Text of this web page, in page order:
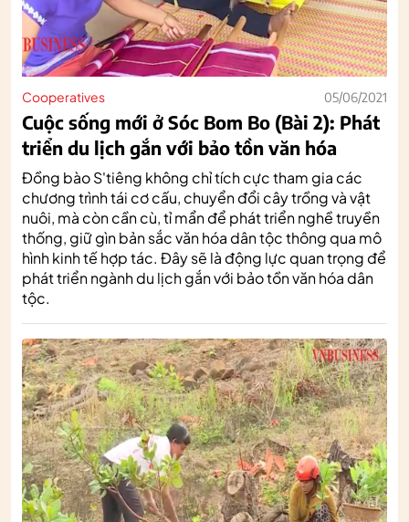
Cooperatives 05/06/2021
Cuộc sống mới ở Sóc Bom Bo (Bài 2): Phát
triển du lịch gắn với bảo tồn văn hóa
Đồng bào S'tiêng không chỉ tích cực tham gia các
chương trình tái cơ cấu, chuyển đổi cây trồng và vật
nuôi, mà còn cần cù, tỉ mẩn để phát triển nghề truyền
thống, giữ gìn bản sắc văn hóa dân tộc thông qua mô
hình kinh tế hợp tác. Đây sẽ là động lực quan trọng để
phát triển ngành du lịch gắn với bảo tồn văn hóa dân
tộc.